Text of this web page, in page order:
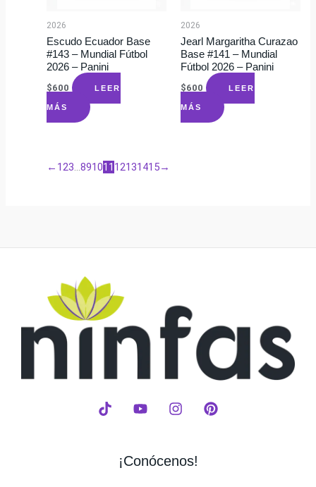
2026
Escudo Ecuador Base
#143 – Mundial Fútbol
2026 – Panini
$600 LEER
MÁS
2026
Jearl Margaritha Curazao
Base #141 – Mundial
Fútbol 2026 – Panini
$600 LEER
MÁS
← 123…891011 12131415→
¡Conócenos!